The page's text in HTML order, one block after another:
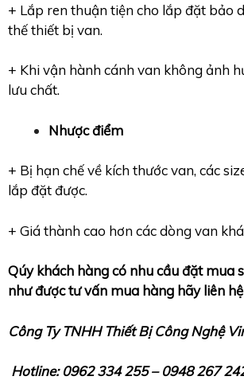
+ Lắp ren thuận tiện cho lắp đặt bảo
thế thiết bị van.
+ Khi vận hành cánh van không ảnh
lưu chất.
Nhược điểm
+ Bị hạn chế về kích thước van, các
lắp đặt được.
+ Giá thành cao hơn các dòng van
Qúy khách hàng có nhu cầu đặt mua
như được tư vấn mua hàng hãy liên
Công Ty TNHH Thiết Bị Công Nghệ
Hotline: 0962 334 255 – 0948 267